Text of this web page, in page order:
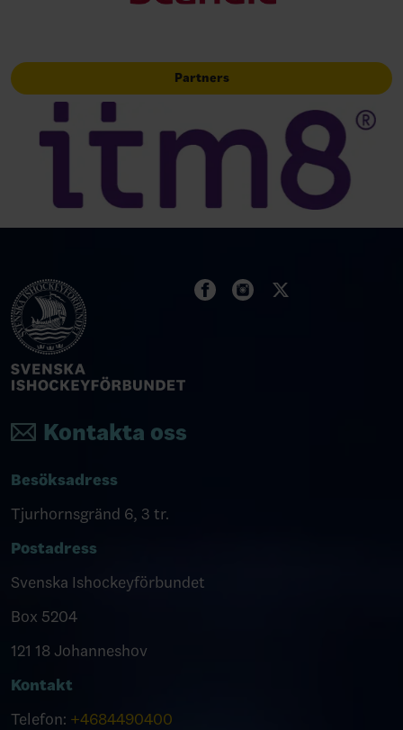
Partners
Kontakta oss
Besöksadress
Tjurhornsgränd 6, 3 tr.
Postadress
Svenska Ishockeyförbundet
Box 5204
121 18 Johanneshov
Kontakt
Telefon: +4684490400